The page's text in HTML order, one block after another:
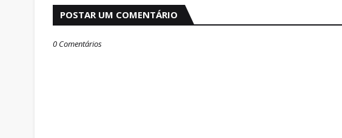
POSTAR UM COMENTÁRIO
0 Comentários